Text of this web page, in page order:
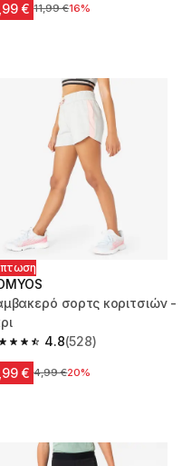
€ Αρχική τιμή
11,99 €16%
σορτς κοριτσιών -
4.8
out of 5 stars from 528
(528)
€ Αρχική τιμή
4,99 €20%